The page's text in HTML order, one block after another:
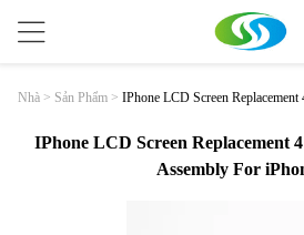
Nhà > Sản Phẩm > IPhone LCD Screen Replacement
IPhone LCD Screen Replacement
Assembly For